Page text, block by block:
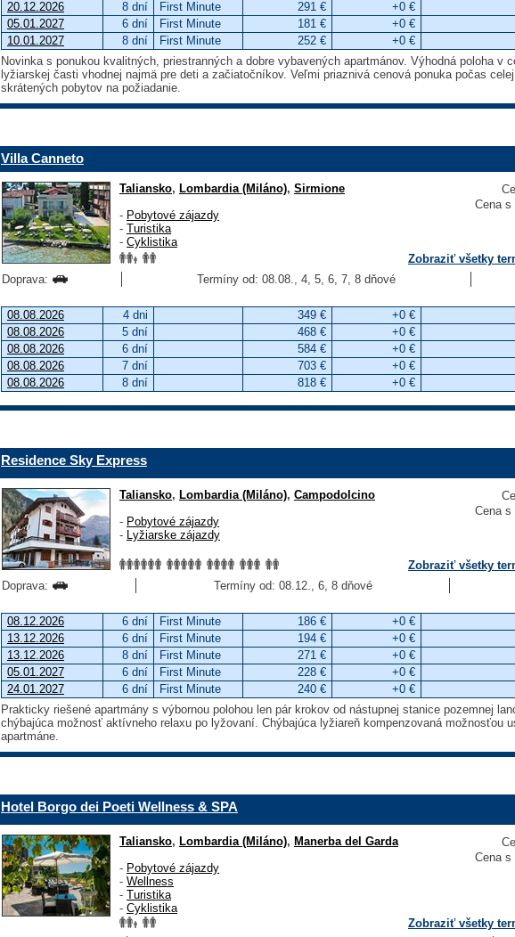
20.12.2026
8 dní First Minute 291 €
+0 €
05.01.2027
6 dní First Minute 181 €
+0 €
10.01.2027
8 dní First Minute 252 €
+0 €
Novinka s ponukou kvalitných, priestranných a dobre vybavených apartmánov. Výhodná poloha v
lyžiarskej časti vhodnej najmä pre deti a začiatočníkov. Veľmi priaznivá cenová ponuka počas
skrátených pobytov na požiadanie.
Villa Canneto
Cena s
Taliansko, Lombardia (Miláno), Sirmione
- Pobytové zájazdy
- Turistika
- Cyklistika
Zobraziť všetky
Doprava:
Termíny od: 08.08., 4, 5, 6, 7, 8 dňové
08.08.2026 4 dni 349 €
+0 €
08.08.2026
5 dní 468 €
+0 €
08.08.2026
6 dní 584 €
+0 €
08.08.2026
7 dní 703 €
+0 €
08.08.2026
8 dní 818 € +0 €
Residence Sky Express
Cena s
Taliansko, Lombardia (Miláno), Campodolcino
- Pobytové zájazdy
- Lyžiarske zájazdy
Zobraziť všetky
Doprava:
Termíny od: 08.12., 6, 8 dňové
08.12.2026 6 dní First Minute 186 €
+0 €
13.12.2026
6 dní First Minute 194 €
+0 €
13.12.2026
8 dní First Minute 271 €
+0 €
05.01.2027
6 dní First Minute 228 €
+0 €
24.01.2027
6 dní First Minute 240 €
+0 €
Prakticky riešené apartmány s výbornou polohou len pár krokov od nástupnej stanice pozemnej
chýbajúca možnosť aktívneho relaxu po lyžovaní. Chýbajúca lyžiareň kompenzovaná možnosťou
apartmáne.
Hotel Borgo dei Poeti Wellness & SPA
Cena s
Taliansko, Lombardia (Miláno), Manerba del Garda
- Pobytové zájazdy
- Wellness
- Turistika
- Cyklistika
Zobraziť všetky